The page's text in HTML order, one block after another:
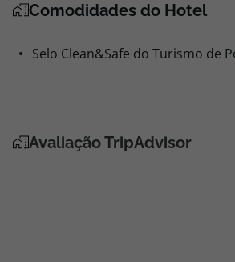
Comodidades do Hotel
Selo Clean&Safe do Turismo de
Avaliação TripAdvisor